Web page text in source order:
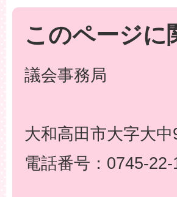
このページに
議会事務局
大和高田市大字大
電話番号：0745-22-